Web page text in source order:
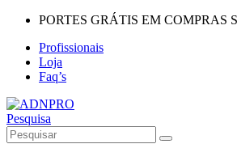
PORTES GRÁTIS EM COMPRAS
Profissionais
Loja
Faq’s
Pesquisa